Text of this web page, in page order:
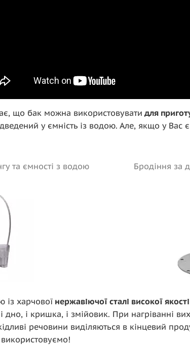
що бак можна використовувати для
у ємність із водою. Але, якщо у Вас є
та ємності з водою Бродіння за
із харчової нержавіючої сталі високої
дно, і кришка, і змійовик. При нагріванні
речовини виділяються в кінцевий
використовуємо!